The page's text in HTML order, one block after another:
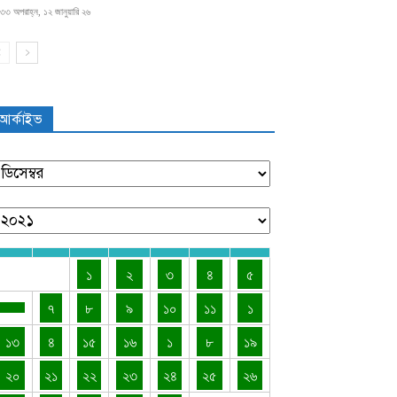
অপরাহ্ন, ১২ জানুয়ারি ২৬
১ ২ ৩ ৪
৫
৭
৮ ৯ ১০ ১১
১
১৩
৪ ১৫ ১৬ ১ ৮
১৯
২০
২১ ২২ ২৩ ২৪ ২৫ ২৬